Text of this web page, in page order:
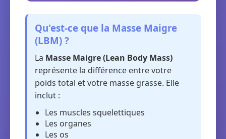
Qu'est-ce que la Masse Maigre
(LBM) ?
La Masse Maigre (Lean Body Mass)
représente la différence entre votre
poids total et votre masse grasse. Elle
inclut :
Les muscles squelettiques
Les organes
Les os